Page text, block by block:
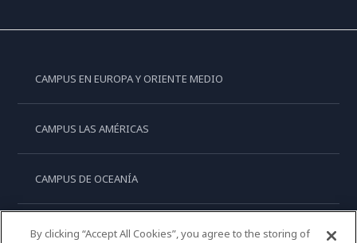
CAMPUS EN EUROPA Y ORIENTE MEDIO
CAMPUS LAS AMÉRICAS
CAMPUS DE OCEANÍA
CAMPUS DE ASIA
By clicking “Accept All Cookies”, you agree to the storing of